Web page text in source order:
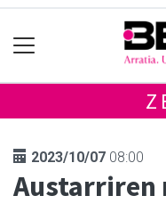
2023/10/07 08:00
Austarriren